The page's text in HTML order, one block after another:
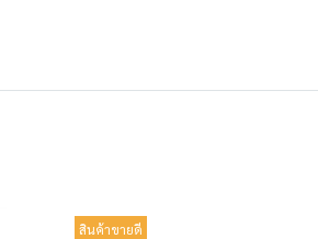
สินค้าขายดี